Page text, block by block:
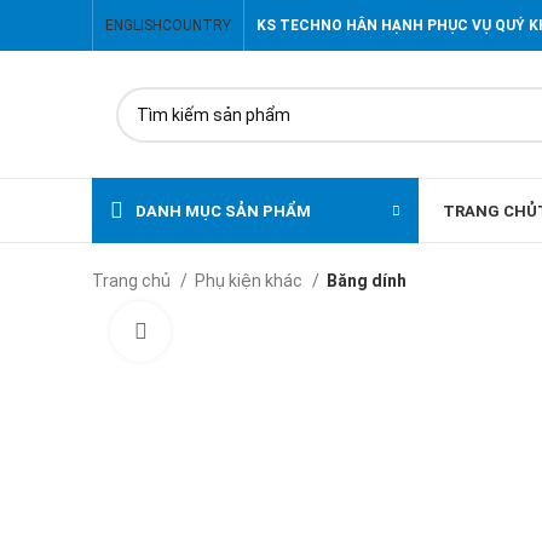
ENGLISH COUNTRY KS TECHNO HÂN HẠNH PHỤC VỤ QUÝ
DANH MỤC SẢN PHẨM TRANG CHỦ
Trang chủ Phụ kiện khác Băng dính